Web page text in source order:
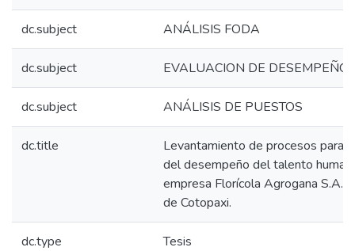
dc.subject ANÁLISIS FODA
dc.subject EVALUACION DE DESEMPEÑO
dc.subject ANÁLISIS DE PUESTOS
dc.title
Levantamiento de procesos para
del desempeño del talento
empresa Florícola Agrogana S.A.
de Cotopaxi.
dc.type Tesis